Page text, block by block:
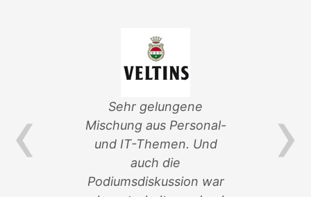
‹
Sehr gelungene
Mischung aus Personal-
und IT-Themen. Und
auch die
Podiumsdiskussion war
an
›